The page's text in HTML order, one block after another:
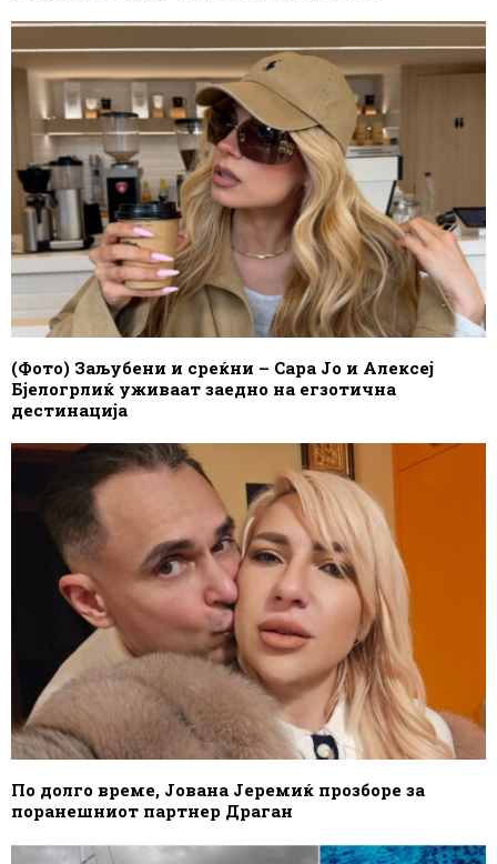
(Фото) Заљубени и среќни – Сара Јо и Алексеј
Бјелогрлиќ уживаат заедно на егзотична
дестинација
По долго време, Јована Јеремиќ прозборе за
поранешниот партнер Драган